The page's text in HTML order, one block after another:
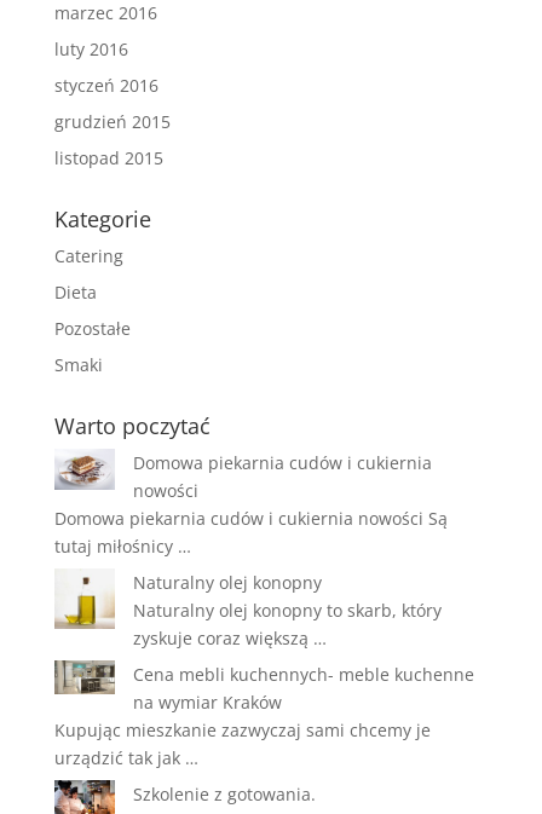
marzec 2016
luty 2016
styczeń 2016
grudzień 2015
listopad 2015
Kategorie
Catering
Dieta
Pozostałe
Smaki
Warto poczytać
Domowa piekarnia cudów i cukiernia
nowości
Domowa piekarnia cudów i cukiernia nowości Są
tutaj miłośnicy …
Naturalny olej konopny
Naturalny olej konopny to skarb, który
zyskuje coraz większą …
Cena mebli kuchennych- meble kuchenne
na wymiar Kraków
Kupując mieszkanie zazwyczaj sami chcemy je
urządzić tak jak …
Szkolenie z gotowania.